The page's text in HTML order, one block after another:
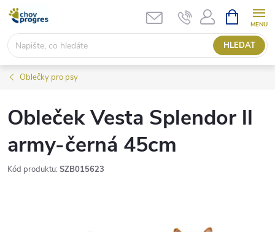
Přejít
obsah
HLEDAT
NÁKUPNÍ
KOŠÍK
Oblečky pro psy
Obleček Vesta Splendor ll
army-černá 45cm
Kód produktu: SZB015623